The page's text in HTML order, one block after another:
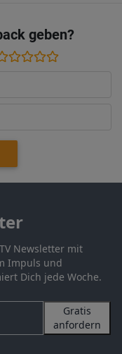
geben?
Newsletter mit
Impuls und
Dich jede Woche.
Gratis
anfordern